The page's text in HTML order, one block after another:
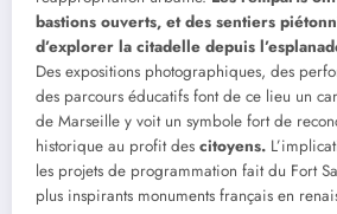
bastions ouverts, et des sentiers
d’explorer la citadelle depuis
Des expositions photographiques, des
des parcours éducatifs font de ce lieu un
de Marseille y voit un symbole fort de
historique au profit des citoyens.
les projets de programmation fait du Fort
plus inspirants monuments français en